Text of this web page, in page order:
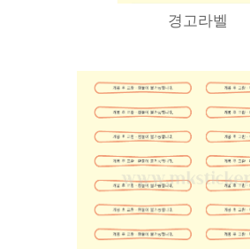
경고라벨